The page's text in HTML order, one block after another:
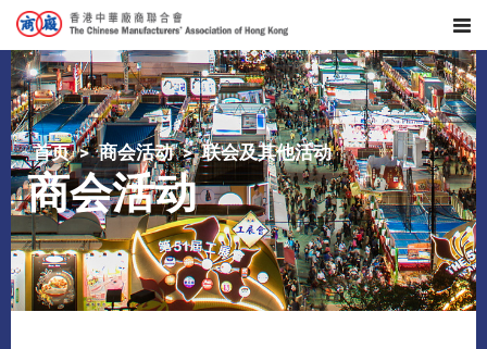
首页 商会活动 联会及其他活动
商会活动